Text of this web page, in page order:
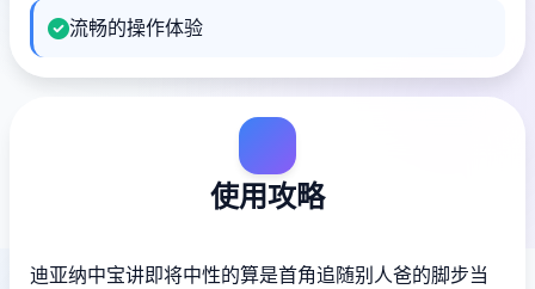
流畅的操作体验
使用攻略
迪亚纳中宝讲即将中性的算是首角追随别人爸的脚步当